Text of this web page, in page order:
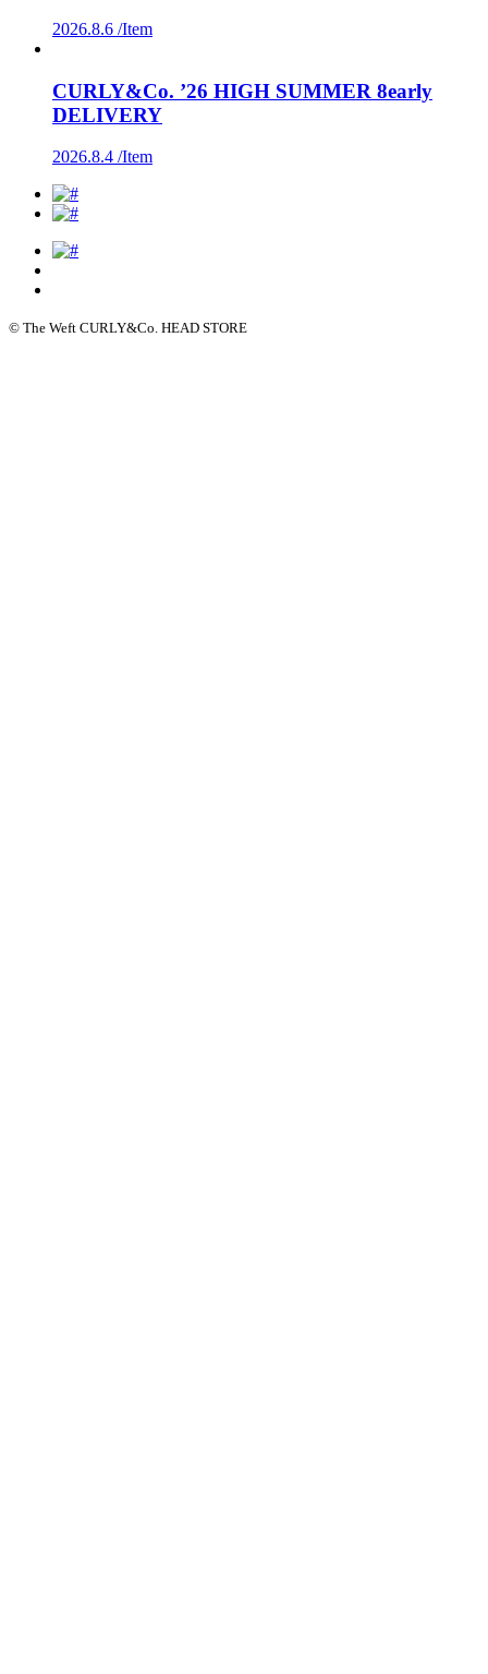
2026.8.6 /Item
CURLY&Co. ’26 HIGH SUMMER 8early
DELIVERY
2026.8.4 /Item
© The Weft CURLY&Co. HEAD STORE